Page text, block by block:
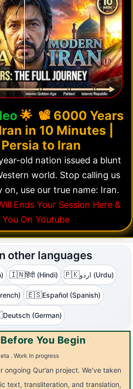
🌟 📽️ 6000 Years
in 10 Minutes |
to Iran
old nation issued a blunt
world. Stop calling us
on, use our true name: Iran.
Ends Your Session Here &
You On Youtube
other languages
🇮🇳हिंदी (Hindi) 🇵🇰 اردو (Urdu)
🇪🇸Español (Spanish)
Deutsch (German)
You Begin
. Work In progress
Qur’an project. We’ve taken
text, transliteration, and translation,